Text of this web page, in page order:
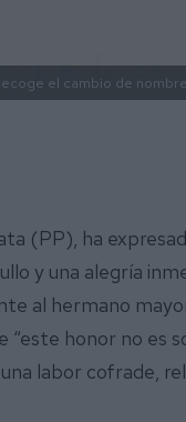
el cambio de
(PP), ha
y una alegría
al hermano
“este honor no es
labor cofrade,